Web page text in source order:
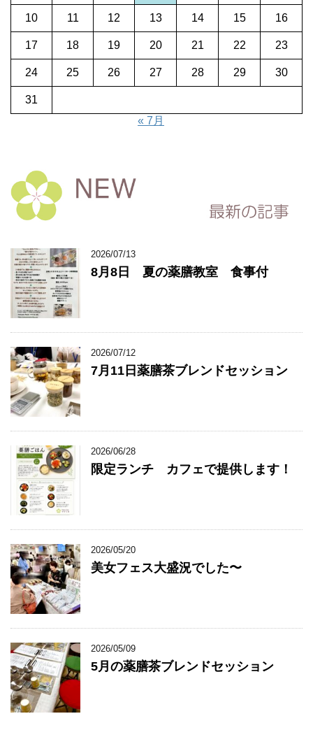
10 11 12 13 14 15 16
17 18 19 20 21 22 23
24 25 26 27 28 29 30
31
« 7月
2026/07/13
8月8日 夏の薬膳教室 食事付
2026/07/12
7月11日薬膳茶ブレンドセッション
2026/06/28
限定ランチ カフェで提供します！
2026/05/20
美女フェス大盛況でした〜
2026/05/09
5月の薬膳茶ブレンドセッション